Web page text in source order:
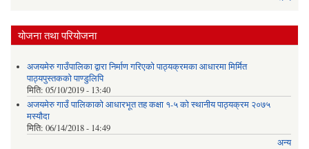
योजना तथा परियोजना
अजयमेरु गाउँपालिका द्वारा निर्माण गरिएको पाठ्यक्रमका आधारमा मिर्मित
पाठ्यपुस्तकको पाण्डुलिपि
मिति: 05/10/2019 - 13:40
अजयमेरु गाउँ पालिकाको आधारभूत तह कक्षा १-५ को स्थानीय पाठ्यक्रम २०७५
मस्यौदा
मिति: 06/14/2018 - 14:49
अन्य